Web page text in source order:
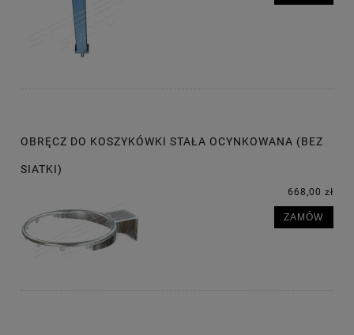
OBRĘCZ DO KOSZYKÓWKI STAŁA OCYNKOWANA (BEZ
SIATKI)
668,00 zł
ZAMÓW